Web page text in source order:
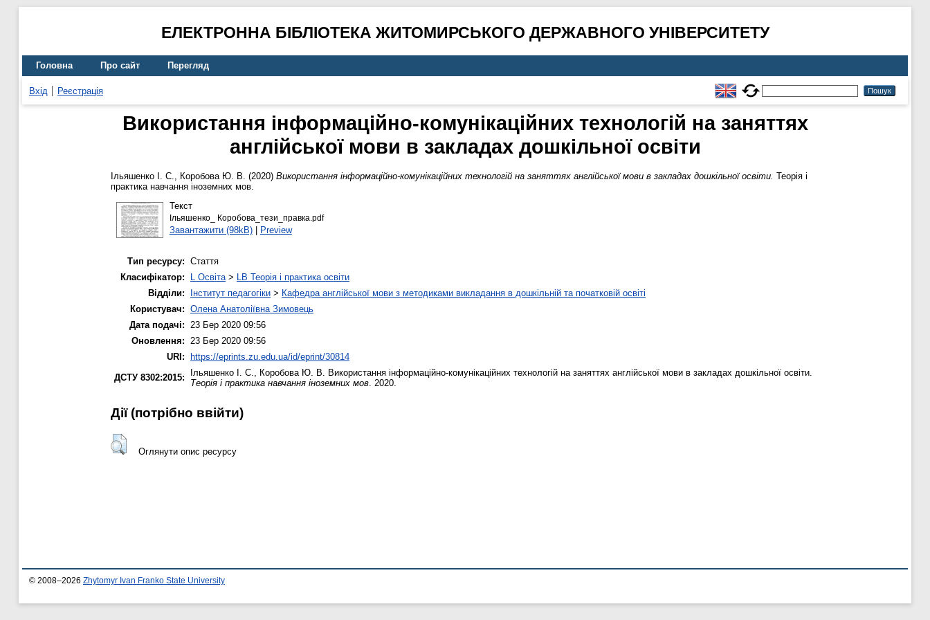
ЕЛЕКТРОННА БІБЛІОТЕКА ЖИТОМИРСЬКОГО ДЕРЖАВНОГО УНІВЕРСИТЕТУ
Головна Про сайт Перегляд
Вхід Реєстрація
Використання інформаційно-комунікаційних технологій на заняттях
англійської мови в закладах дошкільної освіти
Ільяшенко І. С., Коробова Ю. В. (2020) Використання інформаційно-комунікаційних технологій на заняттях англійської мови в закладах дошкільної освіти. Теорія і
практика навчання іноземних мов.
Текст
Ільяшенко_ Коробова_тези_правка.pdf
Завантажити (98kB)| Preview
Тип ресурсу: Стаття
Класифікатор:
L Освіта> LB Теорія і практика освіти
Відділи:
Інститут педагогіки > Кафедра англійської мови з методиками викладання в дошкільній та початковій освіті
Користувач: Олена Анатоліївна Зимовець
Дата подачі: 23 Бер 2020 09:56
Оновлення: 23 Бер 2020 09:56
URI:
https://eprints.zu.edu.ua/id/eprint/30814
ДСТУ 8302:2015:
Ільяшенко І. С., Коробова Ю. В. Використання інформаційно-комунікаційних технологій на заняттях англійської мови в закладах дошкільної освіти.
Теорія і практика навчання іноземних мов. 2020.
Дії ​​(потрібно ввійти)
Оглянути опис ресурсу
© 2008–2026 Zhytomyr Ivan Franko State University